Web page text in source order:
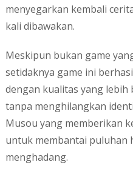
menyegarkan kembali
kali dibawakan.
Meskipun bukan game
setidaknya game ini
dengan kualitas yang lebih
tanpa menghilangkan
Musou yang memberikan
untuk membantai puluhan
menghadang.